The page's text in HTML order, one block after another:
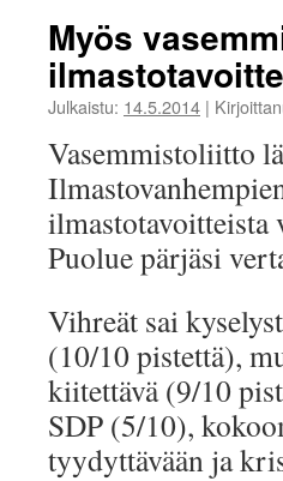
Myös
Julkaistu: 14.5.2014 |
Vasemmistoliitto
ilmastotavoitteista
Puolue pärjäsi
Vihreät sai
(10/10 pistettä),
kiitettävä (9/10
SDP (5/10),
tyydyttävään ja